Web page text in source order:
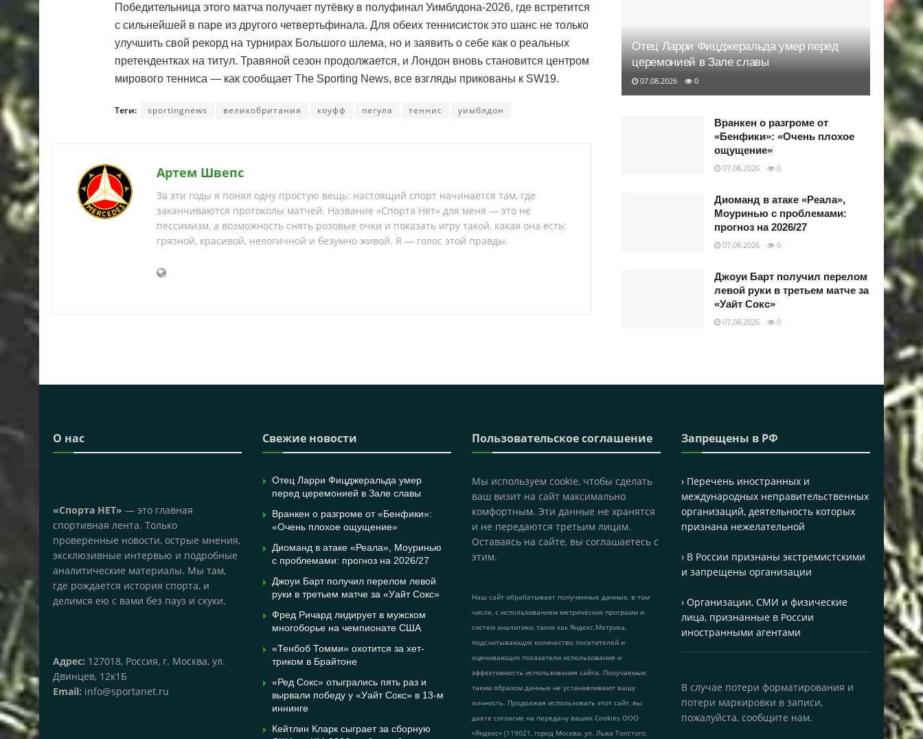
Победительница этого матча получает путёвку в полуфинал Уимблдона-2026, где встретится
с сильнейшей в паре из другого четвертьфинала. Для обеих теннисисток это шанс не только
улучшить свой рекорд на турнирах Большого шлема, но и заявить о себе как о реальных
претендентках на титул. Травяной сезон продолжается, и Лондон вновь становится центром
мирового тенниса — как сообщает The Sporting News, все взгляды прикованы к SW19.
Теги: sportingnews великобритания коуфф пегула теннис уимблдон
Артем Швепс
За эти годы я понял одну простую вещь: настоящий спорт начинается там, где
заканчиваются протоколы матчей. Название «Спорта Нет» для меня — это не
пессимизм, а возможность снять розовые очки и показать игру такой, какая она есть:
грязной, красивой, нелогичной и безумно живой. Я — голос этой правды.
Отец Ларри Фицджеральда умер перед
церемонией в Зале славы
07.08.2026 0
Вранкен о разгроме от
«Бенфики»: «Очень плохое
ощущение»
07.08.2026 0
Диоманд в атаке «Реала»,
Моуринью с проблемами:
прогноз на 2026/27
07.08.2026 0
Джоуи Барт получил перелом
левой руки в третьем матче за
«Уайт Сокс»
07.08.2026 0
О нас
«Спорта НЕТ» — это главная
спортивная лента. Только
проверенные новости, острые мнения,
эксклюзивные интервью и подробные
аналитические материалы. Мы там,
где рождается история спорта, и
делимся ею с вами без пауз и скуки.
Адрес: 127018, Россия, г. Москва, ул.
Двинцев, 12к1Б
Email: info@sportanet.ru
Свежие новости
Отец Ларри Фицджеральда умер
перед церемонией в Зале славы
Вранкен о разгроме от «Бенфики»:
«Очень плохое ощущение»
Диоманд в атаке «Реала», Моуринью
с проблемами: прогноз на 2026/27
Джоуи Барт получил перелом левой
руки в третьем матче за «Уайт Сокс»
Фред Ричард лидирует в мужском
многоборье на чемпионате США
«Тенбоб Томми» охотится за хет-
триком в Брайтоне
«Ред Сокс» отыгрались пять раз и
вырвали победу у «Уайт Сокс» в 13-м
иннинге
Кейтлин Кларк сыграет за сборную
Пользовательское соглашение
Мы используем cookie, чтобы сделать
ваш визит на сайт максимально
комфортным. Эти данные не хранятся
и не передаются третьим лицам.
Оставаясь на сайте, вы соглашаетесь с
этим.
Наш сайт обрабатывает полученные данные, в том
числе, с использованием метрических программ и
систем аналитики, таких как Яндекс.Метрика,
подсчитывающих количество посетителей и
оценивающих показатели использования и
эффективность использования сайта. Получаемые
таким образом данные не устанавливают вашу
личность. Продолжая использовать этот сайт, вы
даете согласие на передачу ваших Cookies ООО
«Яндекс» (119021, город Москва, ул. Льва Толстого,
Запрещены в РФ
› Перечень иностранных и
международных неправительственных
организаций, деятельность которых
признана нежелательной
› В России признаны экстремистскими
и запрещены организации
› Организации, СМИ и физические
лица, признанные в России
иностранными агентами
В случае потери форматирования и
потери маркировки в записи,
пожалуйста, сообщите нам.